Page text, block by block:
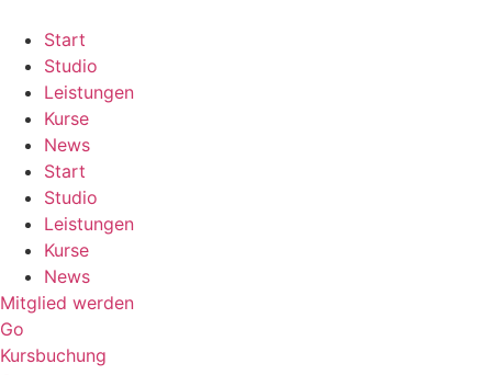
content
Start
Studio
Leistungen
Kurse
News
Start
Studio
Leistungen
Kurse
News
Mitglied werden
Go
Kursbuchung